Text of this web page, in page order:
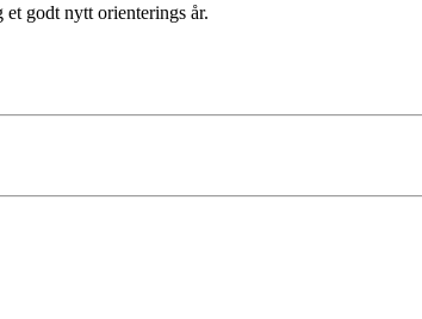
godt nytt orienterings år.